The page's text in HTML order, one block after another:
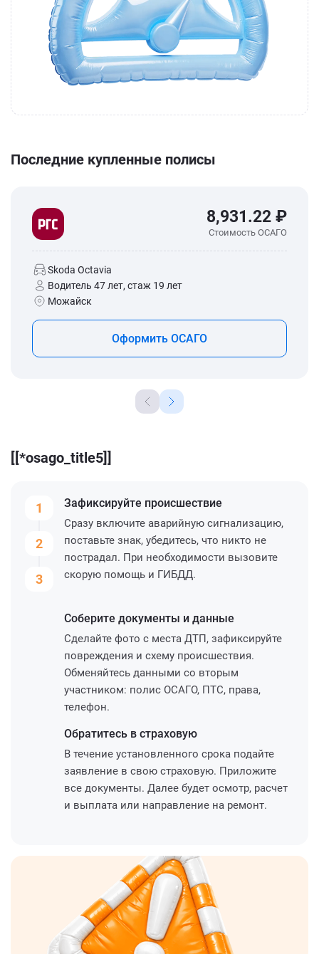
Последние купленные полисы
8,931.22 ₽
Стоимость ОСАГО
Skoda Octavia
Водитель 47 лет, стаж 19 лет
Можайск
Оформить ОСАГО
[[*osago_title5]]
1
2
3
Зафиксируйте происшествие
Сразу включите аварийную сигнализацию,
поставьте знак, убедитесь, что никто не
пострадал. При необходимости вызовите
скорую помощь и ГИБДД.
Соберите документы и данные
Сделайте фото с места ДТП, зафиксируйте
повреждения и схему происшествия.
Обменяйтесь данными со вторым
участником: полис ОСАГО, ПТС, права,
телефон.
Обратитесь в страховую
В течение установленного срока подайте
заявление в свою страховую. Приложите
все документы. Далее будет осмотр, расчет
и выплата или направление на ремонт.